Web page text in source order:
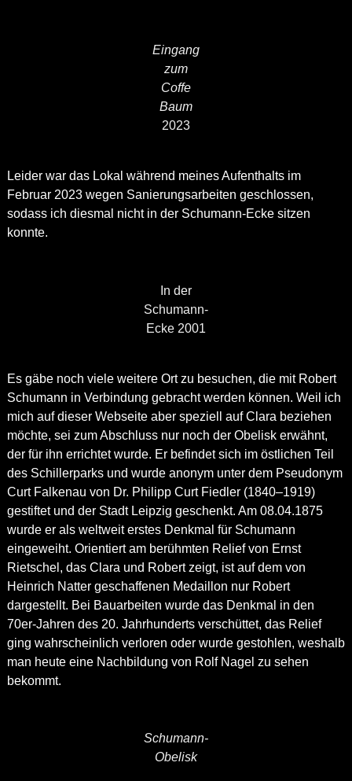
Eingang
zum
Coffe
Baum
2023
Leider war das Lokal während meines Aufenthalts im
Februar 2023 wegen Sanierungsarbeiten geschlossen,
sodass ich diesmal nicht in der Schumann-Ecke sitzen
konnte.
In der
Schumann-
Ecke 2001
Es gäbe noch viele weitere Ort zu besuchen, die mit Robert
Schumann in Verbindung gebracht werden können. Weil ich
mich auf dieser Webseite aber speziell auf Clara beziehen
möchte, sei zum Abschluss nur noch der Obelisk erwähnt,
der für ihn errichtet wurde. Er befindet sich im östlichen Teil
des Schillerparks und wurde anonym unter dem Pseudonym
Curt Falkenau von Dr. Philipp Curt Fiedler (1840–1919)
gestiftet und der Stadt Leipzig geschenkt. Am 08.04.1875
wurde er als weltweit erstes Denkmal für Schumann
eingeweiht. Orientiert am berühmten Relief von Ernst
Rietschel, das Clara und Robert zeigt, ist auf dem von
Heinrich Natter geschaffenen Medaillon nur Robert
dargestellt. Bei Bauarbeiten wurde das Denkmal in den
70er-Jahren des 20. Jahrhunderts verschüttet, das Relief
ging wahrscheinlich verloren oder wurde gestohlen, weshalb
man heute eine Nachbildung von Rolf Nagel zu sehen
bekommt.
Schumann-
Obelisk